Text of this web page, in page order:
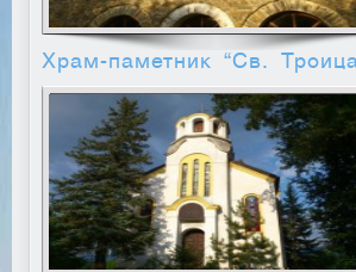
Храм-паметник “Св.